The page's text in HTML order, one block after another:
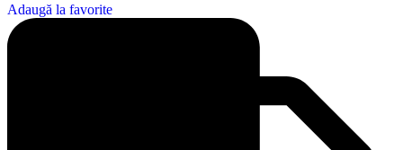
Adaugă la favorite